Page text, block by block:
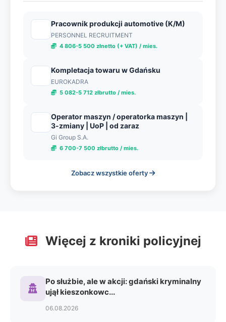
Pracownik produkcji automotive (K/M)
PERSONNEL RECRUITMENT
4 806-5 500 złnetto (+ VAT) / mies.
Kompletacja towaru w Gdańsku
EUROKADRA
5 082-5 712 złbrutto / mies.
Operator maszyn / operatorka maszyn |
3-zmiany | UoP | od zaraz
Gi Group S.A.
6 700-7 500 złbrutto / mies.
Zobacz wszystkie oferty
Więcej z kroniki policyjnej
Po służbie, ale w akcji: gdański kryminalny
ujął kieszonkowc...
06.08.2026